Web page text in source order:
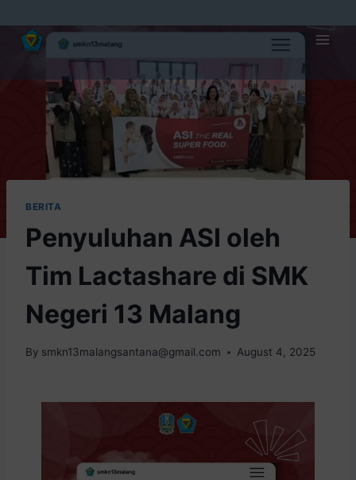
BERITA
Penyuluhan ASI oleh
Tim Lactashare di SMK
Negeri 13 Malang
By smkn13malangsantana@gmail.com August 4, 2025